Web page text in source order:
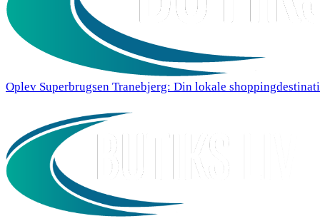
Oplev Superbrugsen Tranebjerg: Din lokale